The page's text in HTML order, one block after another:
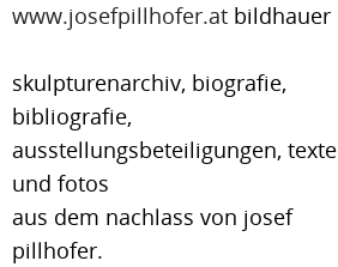
www.josefpillhofer.at bildhauer
​skulpturenarchiv, biografie,
bibliografie,
ausstellungsbeteiligungen, texte
und fotos
aus dem nachlass von josef
pillhofer.